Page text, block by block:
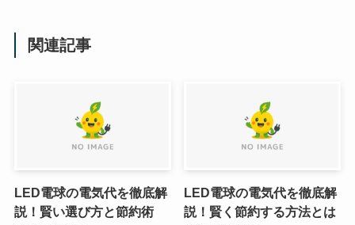
関連記事
LED電球の電気代を徹底解
説！賢い選び方と節約術
LED電球の電気代を徹底解
説！賢く節約する方法とは